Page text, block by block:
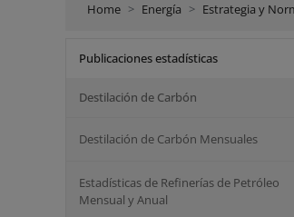
Home Energía Estrategia y
Publicaciones estadísticas
Destilación de Carbón
Destilación de Carbón Mensuales
Estadísticas de Refinerías de Petróleo
Mensual y Anual